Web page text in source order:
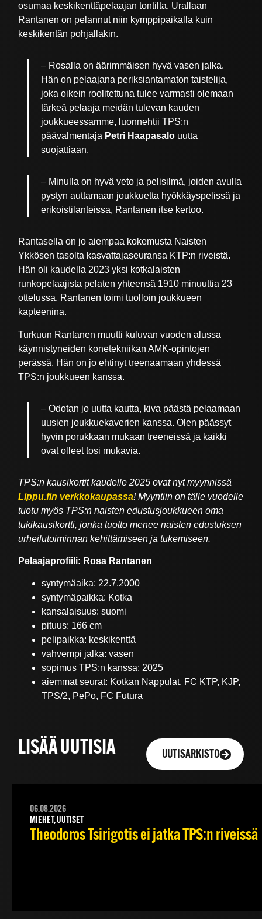
osumaa keskikenttäpelaajan tontilta. Urallaan
Rantanen on pelannut niin kymppipaikalla kuin
keskikentän pohjallakin.
– Rosalla on äärimmäisen hyvä vasen jalka.
Hän on pelaajana periksiantamaton taistelija,
joka oikein roolitettuna tulee varmasti olemaan
tärkeä pelaaja meidän tulevan kauden
joukkueessamme, luonnehtii TPS:n
päävalmentaja Petri Haapasalo uutta
suojattiaan.
– Minulla on hyvä veto ja pelisilmä, joiden avulla
pystyn auttamaan joukkuetta hyökkäyspelissä ja
erikoistilanteissa, Rantanen itse kertoo.
Rantasella on jo aiempaa kokemusta Naisten
Ykkösen tasolta kasvattajaseuransa KTP:n riveistä.
Hän oli kaudella 2023 yksi kotkalaisten
runkopelaajista pelaten yhteensä 1910 minuuttia 23
ottelussa. Rantanen toimi tuolloin joukkueen
kapteenina.
Turkuun Rantanen muutti kuluvan vuoden alussa
käynnistyneiden konetekniikan AMK-opintojen
perässä. Hän on jo ehtinyt treenaamaan yhdessä
TPS:n joukkueen kanssa.
– Odotan jo uutta kautta, kiva päästä pelaamaan
uusien joukkuekaverien kanssa. Olen päässyt
hyvin porukkaan mukaan treeneissä ja kaikki
ovat olleet tosi mukavia.
TPS:n kausikortit kaudelle 2025 ovat nyt myynnissä
Lippu.fin verkkokaupassa! Myyntiin on tälle vuodelle
tuotu myös TPS:n naisten edustusjoukkueen oma
tukikausikortti, jonka tuotto menee naisten edustuksen
urheilutoiminnan kehittämiseen ja tukemiseen.
Pelaajaprofiili: Rosa Rantanen
syntymäaika: 22.7.2000
syntymäpaikka: Kotka
kansalaisuus: suomi
pituus: 166 cm
pelipaikka: keskikenttä
vahvempi jalka: vasen
sopimus TPS:n kanssa: 2025
aiemmat seurat: Kotkan Nappulat, FC KTP, KJP,
TPS/2, PePo, FC Futura
LISÄÄ UUTISIA UUTISARKISTO
06.08.2026
MIEHET, UUTISET
Theodoros Tsirigotis ei jatka TPS:n riveissä